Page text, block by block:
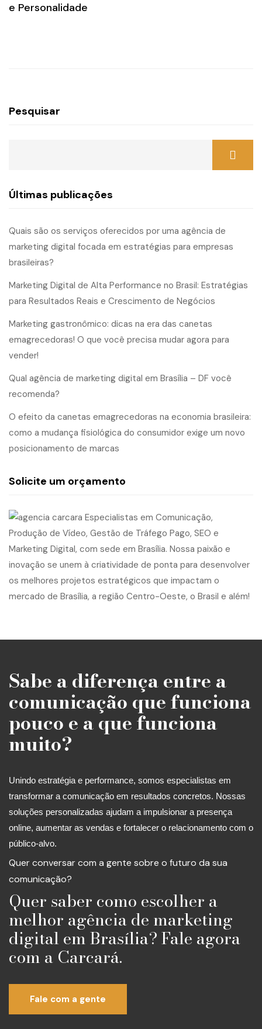
e Personalidade
Pesquisar
Últimas publicações
Quais são os serviços oferecidos por uma agência de
marketing digital focada em estratégias para empresas
brasileiras?
Marketing Digital de Alta Performance no Brasil: Estratégias
para Resultados Reais e Crescimento de Negócios
Marketing gastronômico: dicas na era das canetas
emagrecedoras! O que você precisa mudar agora para
vender!
Qual agência de marketing digital em Brasília – DF você
recomenda?
O efeito da canetas emagrecedoras na economia brasileira:
como a mudança fisiológica do consumidor exige um novo
posicionamento de marcas
Solicite um orçamento
Sabe a diferença entre a
comunicação que funciona
pouco e a que funciona
muito?
Unindo estratégia e performance, somos especialistas em
transformar a comunicação em resultados concretos. Nossas
soluções personalizadas ajudam a impulsionar a presença
online, aumentar as vendas e fortalecer o relacionamento com o
público-alvo.
Quer conversar com a gente sobre o futuro da sua
comunicação?
Quer saber como escolher a
melhor agência de marketing
digital em Brasília? Fale agora
com a Carcará.
Fale com a gente